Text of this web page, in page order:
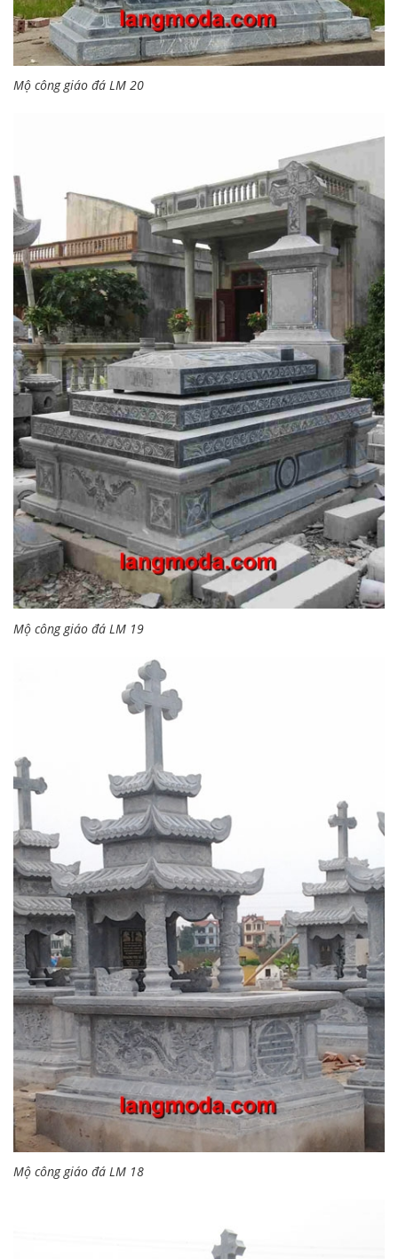
Mộ công giáo đá LM 20
Mộ công giáo đá LM 19
Mộ công giáo đá LM 18